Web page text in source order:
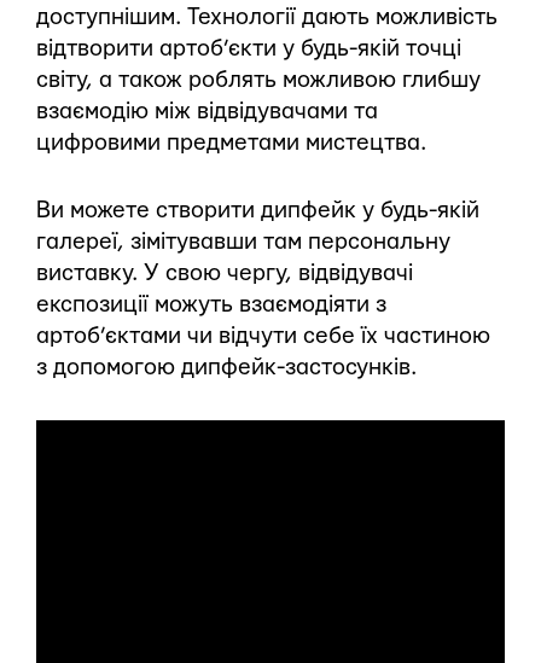
доступнішим. Технології дають можливість
відтворити артоб’єкти у будь-якій точці
світу, а також роблять можливою глибшу
взаємодію між відвідувачами та
цифровими предметами мистецтва.
Ви можете створити дипфейк у будь-якій
галереї, зімітувавши там персональну
виставку. У свою чергу, відвідувачі
експозиції можуть взаємодіяти з
артоб’єктами чи відчути себе їх частиною
з допомогою дипфейк-застосунків.